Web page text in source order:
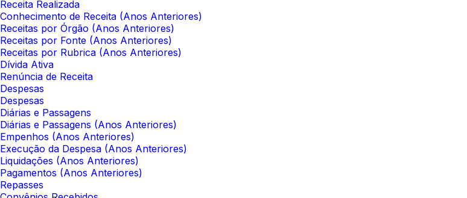
Receita Realizada
Conhecimento de Receita (Anos Anteriores)
Receitas por Órgão (Anos Anteriores)
Receitas por Fonte (Anos Anteriores)
Receitas por Rubrica (Anos Anteriores)
Dívida Ativa
Renúncia de Receita
Despesas
Despesas
Diárias e Passagens
Diárias e Passagens (Anos Anteriores)
Empenhos (Anos Anteriores)
Execução da Despesa (Anos Anteriores)
Liquidações (Anos Anteriores)
Pagamentos (Anos Anteriores)
Repasses